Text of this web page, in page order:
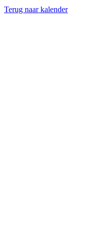
Terug naar kalender